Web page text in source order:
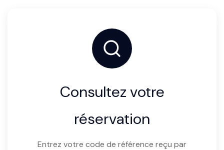
Consultez votre
réservation
Entrez votre code de référence reçu par